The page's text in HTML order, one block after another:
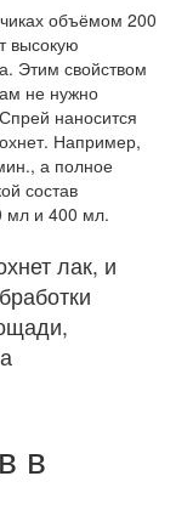
объёмом 200
высокую
Этим свойством
не нужно
наносится
Например,
а полное
состав
мл и 400 мл.
лак, и
в